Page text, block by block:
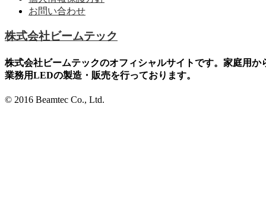
お問い合わせ
株式会社ビームテック
株式会社ビームテックのオフィシャルサイトです。家庭用か
業務用LEDの製造・販売を行っております。
© 2016 Beamtec Co., Ltd.